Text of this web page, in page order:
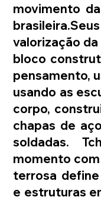
movimento
valorização
bloco
pensamento,
usando as
corpo,
chapas de
soldadas.
momento
terrosa
e estruturas